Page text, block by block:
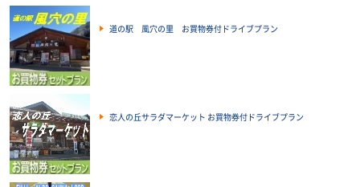
道の駅 風穴の里 お買物券付ドライブプラン
恋人の丘サラダマーケット お買物券付ドライブプラン